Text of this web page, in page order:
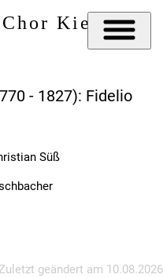
Kiel e.V.
- 1827): Fidelio
Süß
Zuletzt geändert am 10.08.2026